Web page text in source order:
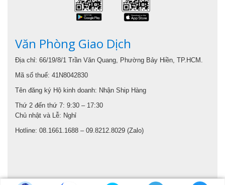
Văn Phòng Giao Dịch
Địa chỉ: 66/19/8/1 Trần Văn Quang, Phường Bảy Hiền, TP.HCM.
Mã số thuế: 41N8042830
Tên đăng ký Hộ kinh doanh: Nhận Ship Hàng
Thứ 2 đến thứ 7: 9:30 – 17:30
Chủ nhật và Lễ: Nghỉ
Hotline: 08.1661.1688 – 09.8212.8029 (Zalo)